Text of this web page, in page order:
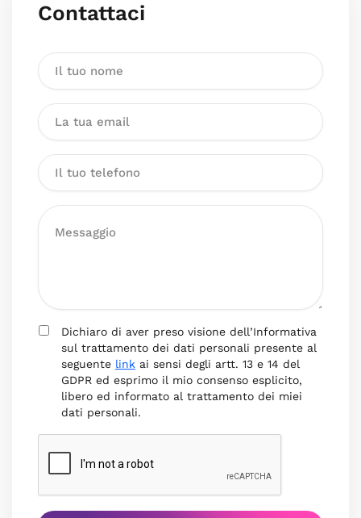
Contattaci
Dichiaro di aver preso visione dell’Informativa
sul trattamento dei dati personali presente al
seguente link ai sensi degli artt. 13 e 14 del
GDPR ed esprimo il mio consenso esplicito,
libero ed informato al trattamento dei miei
dati personali.